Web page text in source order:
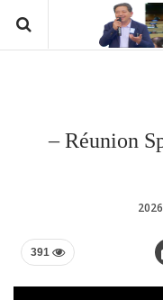
Réunion Spirituelle – Bruxelles 2006 –
391